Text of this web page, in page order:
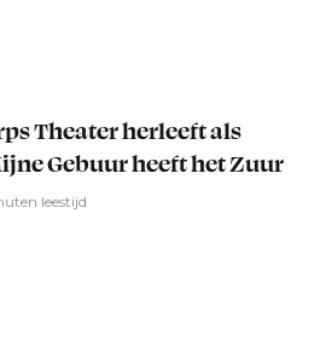
Theater herleeft als
Gebuur heeft het Zuur
leestijd